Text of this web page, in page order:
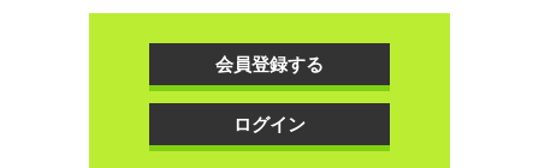
会員登録する
ログイン